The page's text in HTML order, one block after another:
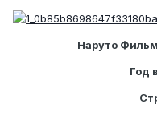
Наруто
Год